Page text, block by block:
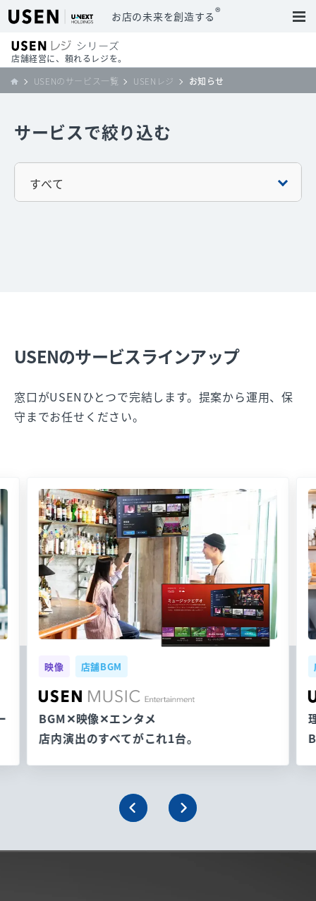
お店の未来を創造する®
店舗経営に、頼れるレジを。
USENのサービス一覧
USENレジ お知らせ
サービスで絞り込む
すべて
USENのサービスラインアップ
窓口がUSENひとつで完結します。提案から運用、保
守までお任せください。
映像 店舗BGM
BGM✕映像✕エンタメ
店内演出のすべてがこれ1台。